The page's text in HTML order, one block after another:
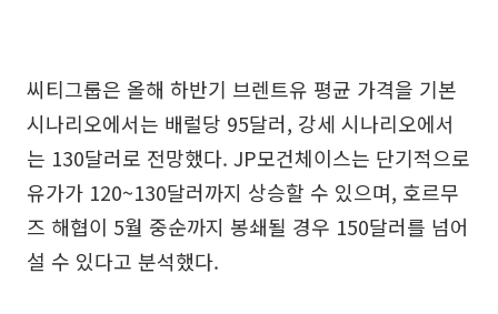
씨티그룹은 올해 하반기 브렌트유 평균 가격을 기본
시나리오에서는 배럴당 95달러, 강세 시나리오에서
는 130달러로 전망했다. JP모건체이스는 단기적으로
유가가 120~130달러까지 상승할 수 있으며, 호르무
즈 해협이 5월 중순까지 봉쇄될 경우 150달러를 넘어
설 수 있다고 분석했다.